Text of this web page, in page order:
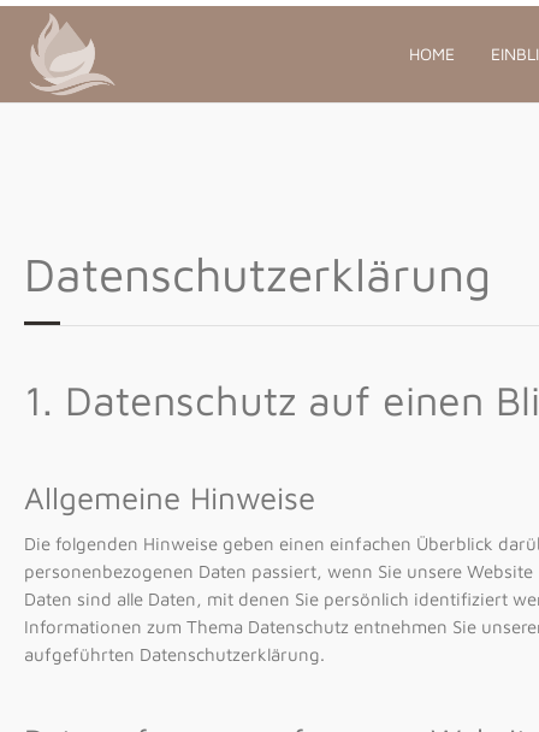
HOME
Datenschutzerklärung
1. Datenschutz auf einen
Allgemeine Hinweise
Die folgenden Hinweise geben einen einfachen Überblick
personenbezogenen Daten passiert, wenn Sie unsere
Daten sind alle Daten, mit denen Sie persönlich identifiziert
Informationen zum Thema Datenschutz entnehmen Sie
aufgeführten Datenschutzerklärung.